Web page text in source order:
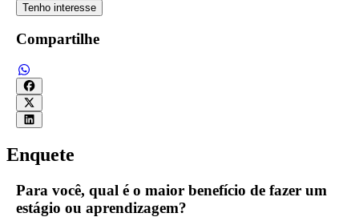
Tenho interesse
Compartilhe
Enquete
Para você, qual é o maior benefício de fazer um
estágio ou aprendizagem?